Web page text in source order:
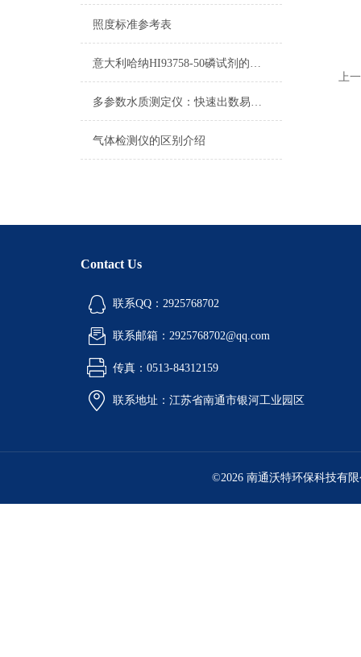
照度标准参考表
意大利哈纳HI93758-50磷试剂的区别
多参数水质测定仪：快速出数易携带，助力野外水样即时分析
气体检测仪的区别介绍
上
Contact Us
联系QQ：2925768702
联系邮箱：2925768702@qq.com
传真：0513-84312159
联系地址：江苏省南通市银河工业园区
©2026 南通沃特环保科技有